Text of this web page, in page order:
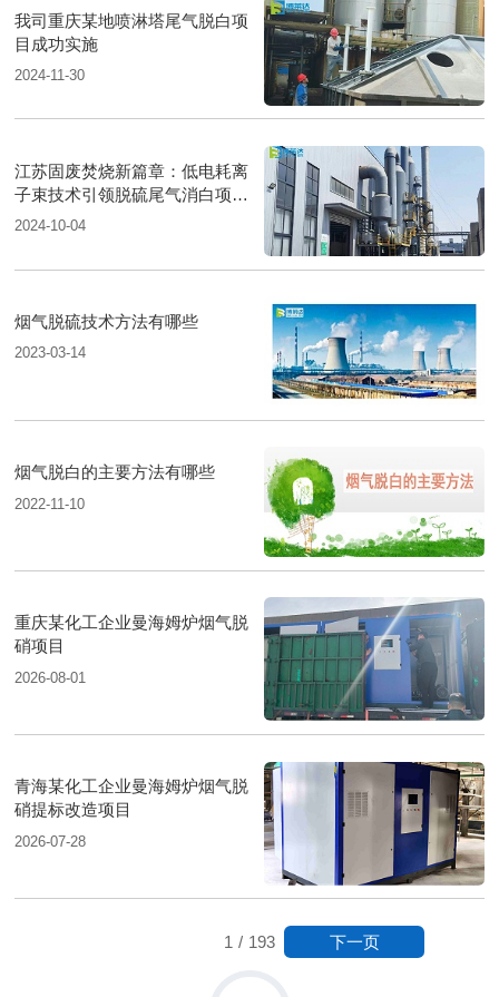
我司重庆某地喷淋塔尾气脱白项
目成功实施
2024-11-30
江苏固废焚烧新篇章：低电耗离
子束技术引领脱硫尾气消白项目
圆满落成
2024-10-04
烟气脱硫技术方法有哪些
2023-03-14
烟气脱白的主要方法有哪些
2022-11-10
重庆某化工企业曼海姆炉烟气脱
硝项目
2026-08-01
青海某化工企业曼海姆炉烟气脱
硝提标改造项目
2026-07-28
1 / 193 下一页